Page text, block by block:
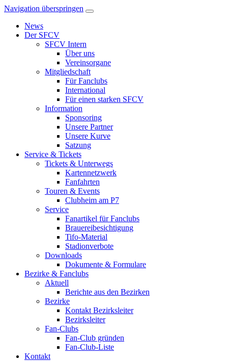
Navigation überspringen
News
Der SFCV
SFCV Intern
Über uns
Vereinsorgane
Mitgliedschaft
Für Fanclubs
International
Für einen starken SFCV
Information
Sponsoring
Unsere Partner
Unsere Kurve
Satzung
Service & Tickets
Tickets & Unterwegs
Kartennetzwerk
Fanfahrten
Touren & Events
Clubheim am P7
Service
Fanartikel für Fanclubs
Brauereibesichtigung
Tifo-Material
Stadionverbote
Downloads
Dokumente & Formulare
Bezirke & Fanclubs
Aktuell
Berichte aus den Bezirken
Bezirke
Kontakt Bezirksleiter
Bezirksleiter
Fan-Clubs
Fan-Club gründen
Fan-Club-Liste
Kontakt